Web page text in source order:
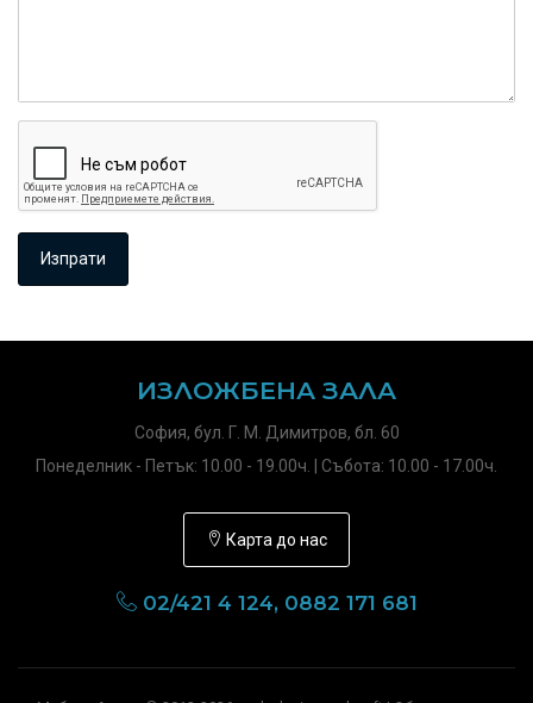
ИЗЛОЖБЕНА ЗАЛА
София, бул. Г. М. Димитров, бл. 60
Понеделник - Петък: 10.00 - 19.00ч. | Събота: 10.00 - 17.00ч.
Карта до нас
02/421 4 124, 0882 171 681